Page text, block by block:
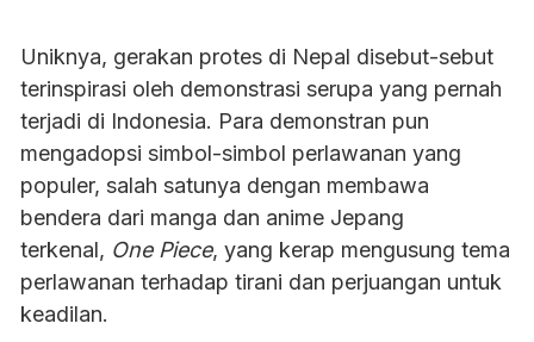
Uniknya, gerakan protes di Nepal disebut-sebut
terinspirasi oleh demonstrasi serupa yang pernah
terjadi di Indonesia. Para demonstran pun
mengadopsi simbol-simbol perlawanan yang
populer, salah satunya dengan membawa
bendera dari manga dan anime Jepang
terkenal, One Piece, yang kerap mengusung tema
perlawanan terhadap tirani dan perjuangan untuk
keadilan.